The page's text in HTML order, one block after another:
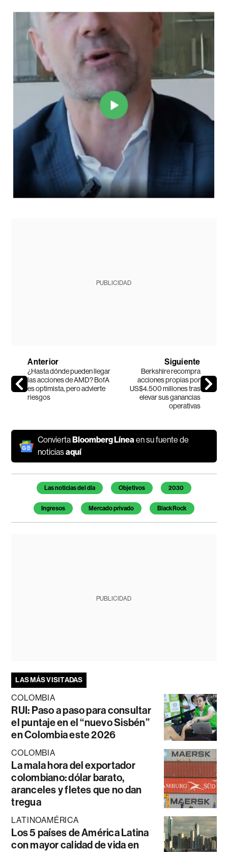
PUBLICIDAD
Anterior
¿Hasta dónde pueden llegar
las acciones de AMD? BofA
es optimista, pero advierte
riesgos
Siguiente
Berkshire recompra
acciones propias por
US$4.500 millones tras
elevar sus ganancias
operativas
Convierta Bloomberg Líneaen su fuente de
noticiasaquí
Temas de este artículo
Las noticias del día Objetivos 2030
Ingresos Mercado privado BlackRock
PUBLICIDAD
LAS MÁS VISITADAS
COLOMBIA
RUI: Paso a paso para consultar
el puntaje en el “nuevo Sisbén”
en Colombia este 2026
COLOMBIA
La mala hora del exportador
colombiano: dólar barato,
aranceles y fletes que no dan
tregua
LATINOAMÉRICA
Los 5 países de América Latina
con mayor calidad de vida en